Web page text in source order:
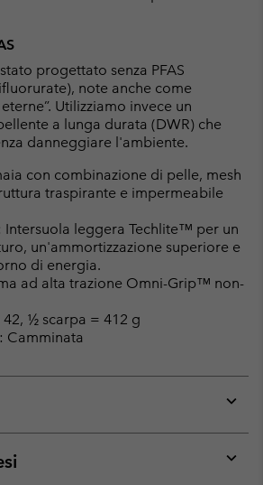
progettato senza PFAS
note anche come
Utilizziamo invece un
a lunga durata (DWR) che
danneggiare l'ambiente.
con combinazione di pelle, mesh
traspirante e impermeabile
Intersuola leggera Techlite™ per un
un'ammortizzazione superiore e
di energia.
ad alta trazione Omni-Grip™ non-
42, ½ scarpa = 412 g
Camminata
or